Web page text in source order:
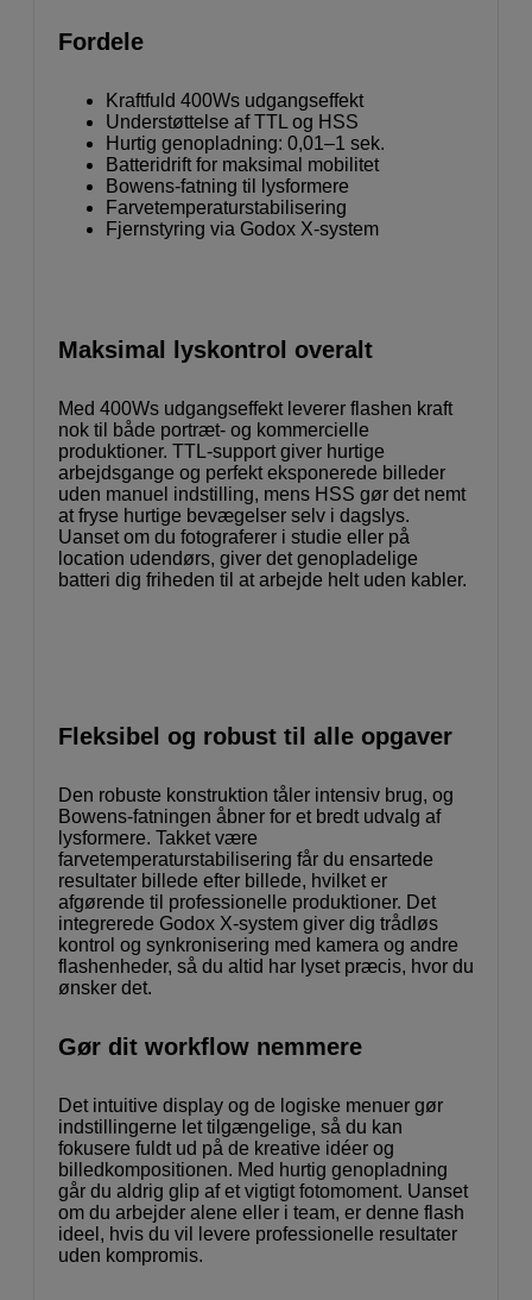
Fordele
Kraftfuld 400Ws udgangseffekt
Understøttelse af TTL og HSS
Hurtig genopladning: 0,01–1 sek.
Batteridrift for maksimal mobilitet
Bowens-fatning til lysformere
Farvetemperaturstabilisering
Fjernstyring via Godox X-system
Maksimal lyskontrol overalt
Med 400Ws udgangseffekt leverer flashen kraft
nok til både portræt- og kommercielle
produktioner. TTL-support giver hurtige
arbejdsgange og perfekt eksponerede billeder
uden manuel indstilling, mens HSS gør det nemt
at fryse hurtige bevægelser selv i dagslys.
Uanset om du fotograferer i studie eller på
location udendørs, giver det genopladelige
batteri dig friheden til at arbejde helt uden kabler.
Fleksibel og robust til alle opgaver
Den robuste konstruktion tåler intensiv brug, og
Bowens-fatningen åbner for et bredt udvalg af
lysformere. Takket være
farvetemperaturstabilisering får du ensartede
resultater billede efter billede, hvilket er
afgørende til professionelle produktioner. Det
integrerede Godox X-system giver dig trådløs
kontrol og synkronisering med kamera og andre
flashenheder, så du altid har lyset præcis, hvor du
ønsker det.
Gør dit workflow nemmere
Det intuitive display og de logiske menuer gør
indstillingerne let tilgængelige, så du kan
fokusere fuldt ud på de kreative idéer og
billedkompositionen. Med hurtig genopladning
går du aldrig glip af et vigtigt fotomoment. Uanset
om du arbejder alene eller i team, er denne flash
ideel, hvis du vil levere professionelle resultater
uden kompromis.